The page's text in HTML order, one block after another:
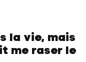
la vie, mais
me raser le